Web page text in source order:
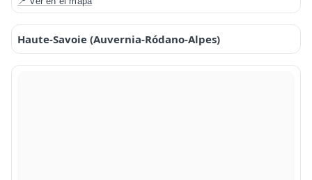
Haute-Savoie (Auvernia-Ródano-Alpes)